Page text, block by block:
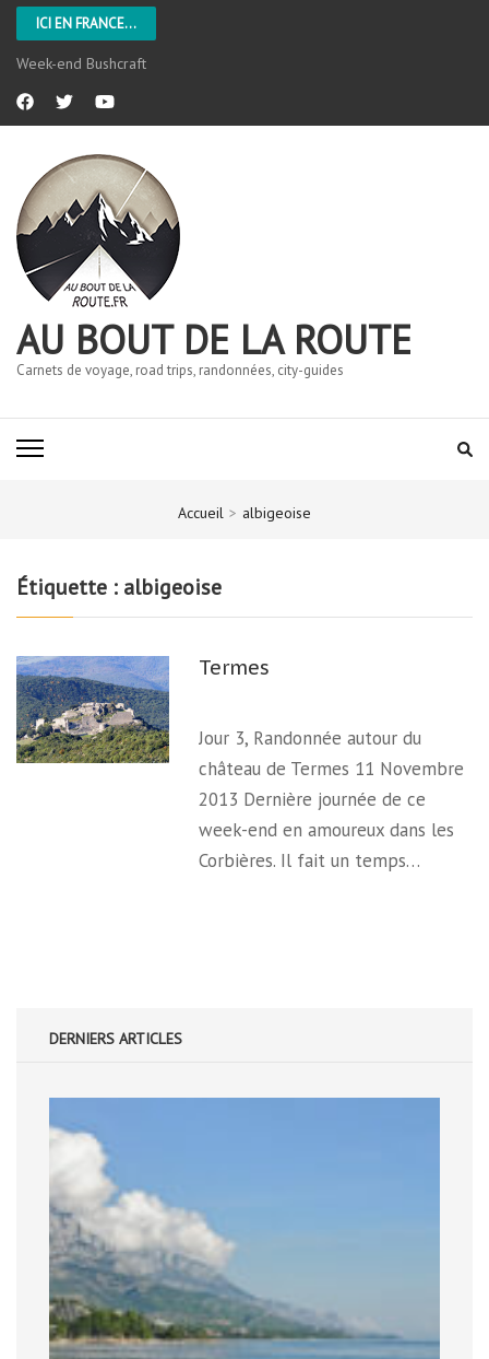
ICI EN FRANCE...
Week-end Bushcraft
AU BOUT DE LA ROUTE
Carnets de voyage, road trips, randonnées, city-guides
Accueil > albigeoise
Étiquette : albigeoise
Termes
Jour 3, Randonnée autour du
château de Termes 11 Novembre
2013 Dernière journée de ce
week-end en amoureux dans les
Corbières. Il fait un temps…
DERNIERS ARTICLES